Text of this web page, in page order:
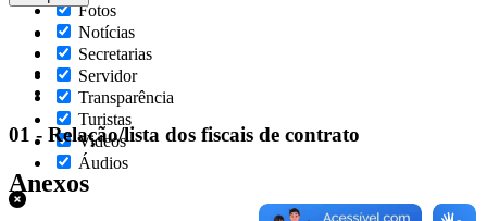
Fotos
Notícias
Secretarias
Servidor
Transparência
Turistas
Videos
Áudios
01 - Relação/lista dos fiscais de contrato
Anexos